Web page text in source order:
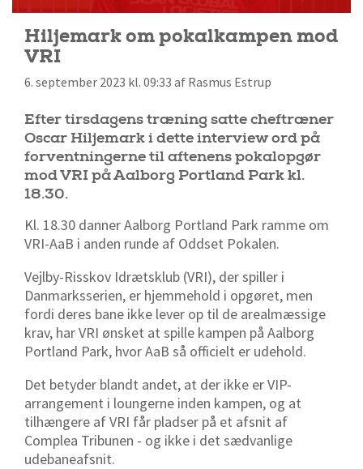
Hiljemark om pokalkampen mod
VRI
6. september 2023 kl. 09:33 af Rasmus Estrup
Efter tirsdagens træning satte cheftræner
Oscar Hiljemark i dette interview ord på
forventningerne til aftenens pokalopgør
mod VRI på Aalborg Portland Park kl.
18.30.
Kl. 18.30 danner Aalborg Portland Park ramme om
VRI-AaB i anden runde af Oddset Pokalen.
Vejlby-Risskov Idrætsklub (VRI), der spiller i
Danmarksserien, er hjemmehold i opgøret, men
fordi deres bane ikke lever op til de arealmæssige
krav, har VRI ønsket at spille kampen på Aalborg
Portland Park, hvor AaB så officielt er udehold.
Det betyder blandt andet, at der ikke er VIP-
arrangement i loungerne inden kampen, og at
tilhængere af VRI får pladser på et afsnit af
Complea Tribunen - og ikke i det sædvanlige
udebaneafsnit.